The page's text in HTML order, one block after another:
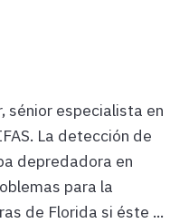
sénior especialista en
La detección de
depredadora en
para la
de Florida si éste ...